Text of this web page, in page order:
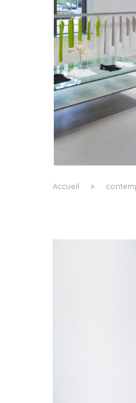
ISSEY
PLI
Accueil »